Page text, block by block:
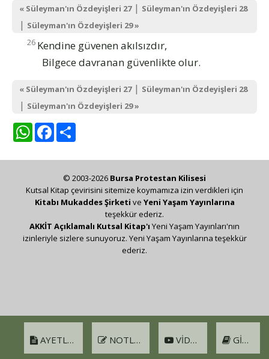
« Süleyman'ın Özdeyişleri 27| Süleyman'ın Özdeyişleri 28
| Süleyman'ın Özdeyişleri 29 »
26 Kendine güvenen akılsızdır,
Bilgece davranan güvenlikte olur.
« Süleyman'ın Özdeyişleri 27| Süleyman'ın Özdeyişleri 28
| Süleyman'ın Özdeyişleri 29 »
WhatsAppFacebook
AYETLER NOTLAR VIDEO GIRIŞ
© 2003-2026 Bursa Protestan Kilisesi
Kutsal Kitap çevirisini sitemize koymamıza izin verdikleri için
Kitabı Mukaddes Şirketi ve Yeni Yaşam Yayınlarına
teşekkür ederiz.
AKKİT Açıklamalı Kutsal Kitap'ı Yeni Yaşam Yayınları'nın
izinleriyle sizlere sunuyoruz. Yeni Yaşam Yayınlarına teşekkür
ederiz.